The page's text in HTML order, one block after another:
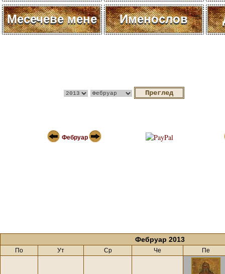
Месечеве мене Именослов
Фебруар
Фебруар 2013
По Ут Ср Че Пе